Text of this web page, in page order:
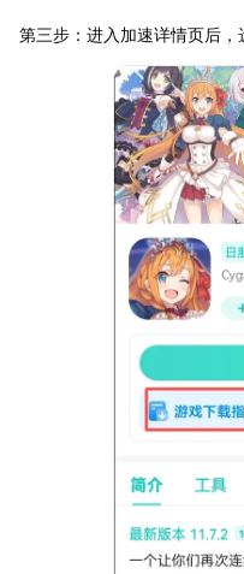
第三步：进入加速详情页后，